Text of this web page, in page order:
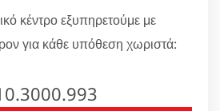
κέντρο εξυπηρετούμε με
για κάθε υπόθεση χωριστά: